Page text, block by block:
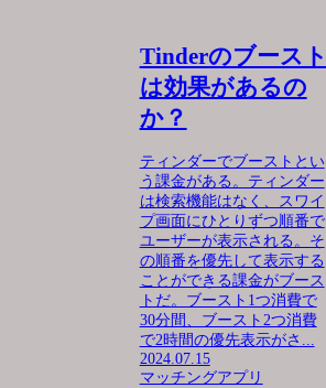
Tinderのブースト
は効果があるの
か？
ティンダーでブーストとい
う課金がある。ティンダー
は検索機能はなく、スワイ
プ画面にひとりずつ順番で
ユーザーが表示される。そ
の順番を優先して表示する
ことができる課金がブース
トだ。ブースト1つ消費で
30分間、ブースト2つ消費
で2時間の優先表示がさ...
2024.07.15
マッチングアプリ